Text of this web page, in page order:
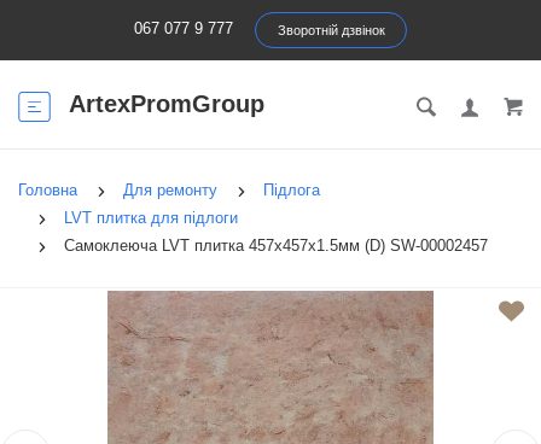
067 077 9 777 Зворотній дзвінок
ArtexPromGroup
Головна Для ремонту
Підлога
LVT плитка для підлоги
Самоклеюча LVT плитка 457х457х1.5мм (D) SW-00002457